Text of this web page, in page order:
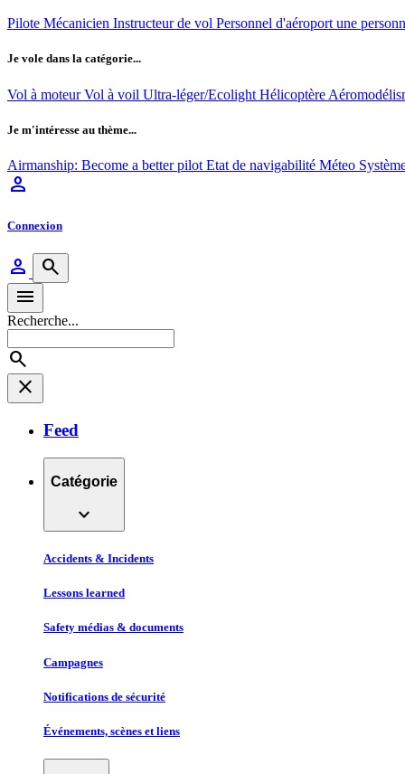
Pilote Mécanicien Instructeur de vol Personnel d'aéroport une
Je vole dans la catégorie...
Vol à moteurVol à voil Ultra-léger/Ecolight Hélicoptère
Je m'intéresse au thème...
Airmanship: Become a better pilot Etat de navigabilité Méteo
person
Connexion
person
search
menu
Recherche...
search
close
Feed
Catégorie
expand_more
Accidents & Incidents
Lessons learned
Safety médias & documents
Campagnes
Notifications de sécurité
Événements, scènes et liens